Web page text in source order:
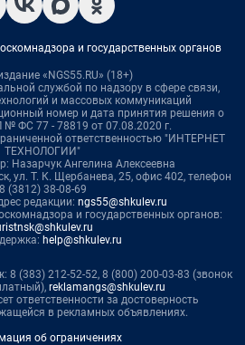
и государственных органов
«NGS55.RU» (18+)
службой по надзору в сфере связи,
и массовых коммуникаций
номер и дата принятия решения о
№ ФС 77 - 78819 от 07.08.2020 г.
ответственностью "ИНТЕРНЕТ
ТЕХНОЛОГИИ"
Назарчук Ангелина Алексеевна
ул. Т. К. Щербанева, 25, офис 402, телефон
8 (3812) 38-08-69
редакции: ngs55@shkulev.ru
и государственных органов:
help@shkulev.ru
8 (383) 212-52-52, 8 (800) 200-03-83 (звонок
reklamangs@shkulev.ru
ответственности за достоверность
в рекламных объявлениях.
об ограничениях